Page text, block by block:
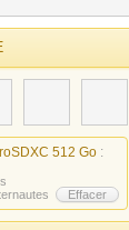
512 Go :
Effacer